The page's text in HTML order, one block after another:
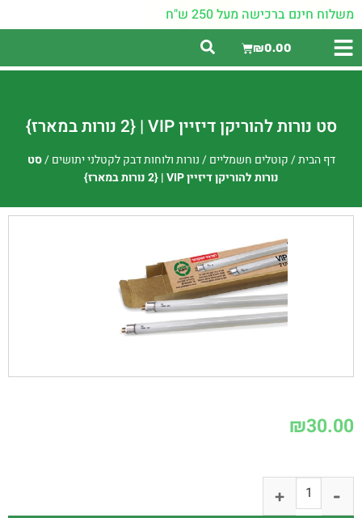
משלוח חינם ברכישה מעל 250 ש"ח
₪0.00
סט נורות להוריקן דיזיין VIP | {2 נורות במארז}
דף הבית/קוטלים חשמליים/נורות ולוחות דבק לקטלני יתושים/סט
נורות להוריקן דיזיין VIP | {2 נורות במארז}
₪30.00